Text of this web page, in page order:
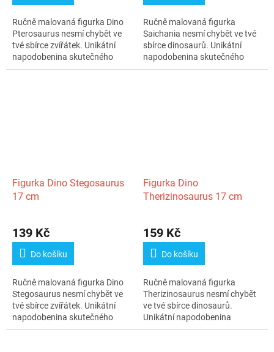
Ručně malovaná figurka Dino
Pterosaurus nesmí chybět ve
tvé sbírce zvířátek. Unikátní
napodobenina skutečného
zvířete...
Ručně malovaná figurka
Saichania nesmí chybět ve tvé
sbírce dinosaurů. Unikátní
napodobenina skutečného
zvířete může...
Figurka Dino Stegosaurus
17 cm
139 Kč
Do košíku
Ručně malovaná figurka Dino
Stegosaurus nesmí chybět ve
tvé sbírce zvířátek. Unikátní
napodobenina skutečného
zvířete...
Figurka Dino
Therizinosaurus 17 cm
159 Kč
Do košíku
Ručně malovaná figurka
Therizinosaurus nesmí chybět
ve tvé sbírce dinosaurů.
Unikátní napodobenina
skutečného zvířete...